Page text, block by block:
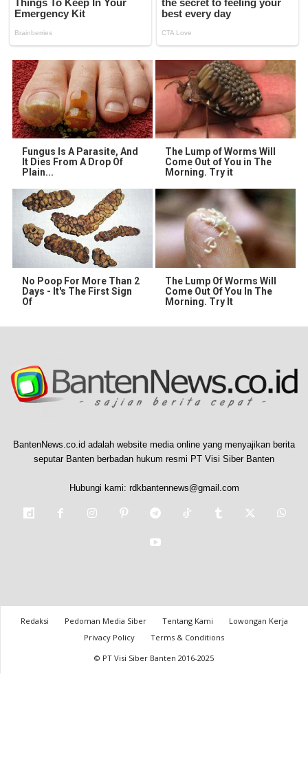
Fungus Is A Parasite, And
It Dies From A Drop Of
Plain...
The Lump of Worms Will
Come Out of You in The
Morning. Try it
No Poop For More Than 2
Days - It's The First Sign
Of
The Lump Of Worms Will
Come Out Of You In The
Morning. Try It
BantenNews.co.id adalah website media online yang menyajikan berita
seputar Banten berbadan hukum resmi PT Visi Siber Banten
Hubungi kami: rdkbantennews@gmail.com
Redaksi Pedoman Media Siber Tentang Kami
Lowongan Kerja
Privacy Policy
Terms & Conditions
© PT Visi Siber Banten 2016-2025